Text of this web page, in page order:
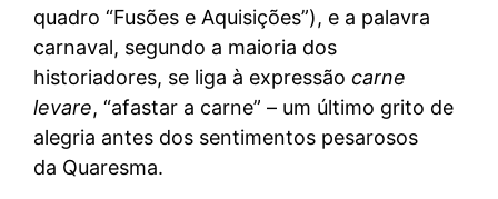
quadro “Fusões e Aquisições”), e a palavra
carnaval, segundo a maioria dos
historiadores, se liga à expressão carne
levare, “afastar a carne” – um último grito de
alegria antes dos sentimentos pesarosos
da Quaresma.